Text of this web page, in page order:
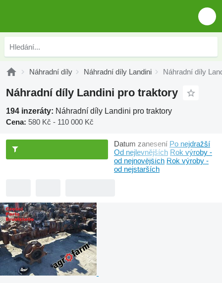
Náhradní díly Náhradní díly Landini Náhradní díly
Náhradní díly Landini pro traktory
194 inzeráty: Náhradní díly Landini pro traktory
Cena: 580 Kč - 110 000 Kč
Datum zanesení Po nejdražší
Od nejlevnějších Rok výroby -
od nejnovějších Rok výroby -
od nejstarších